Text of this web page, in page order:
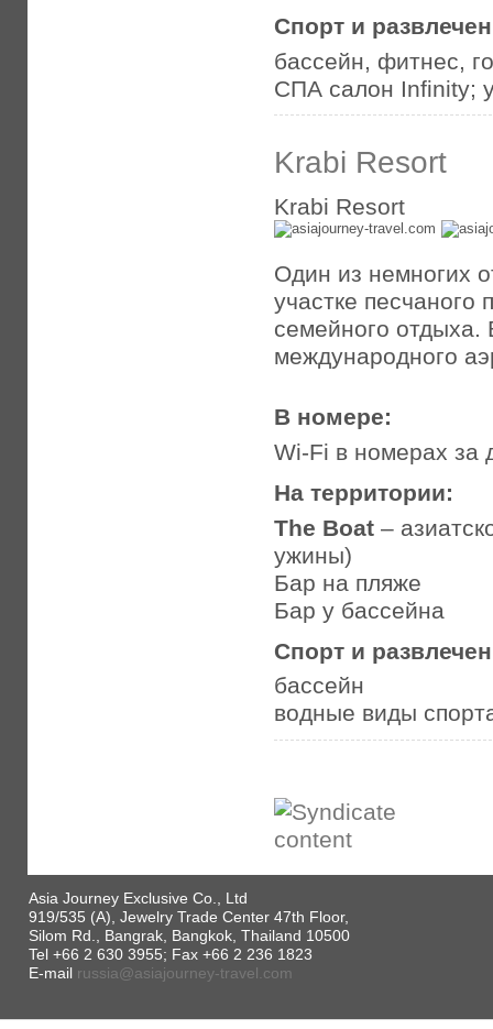
Спорт и
бассейн, фитнес,
СПА салон Infinity;
Krabi Resort
Krabi Resort
Один из немногих
участке песчаного
семейного отдыха.
международного
В номере:
Wi-Fi в номерах за
На территории:
The Boat –
ужины)
Бар на пляже
Бар у бассейна
Спорт и
бассейн
водные виды
Asia Journey Exclusive Co., Ltd
919/535 (A), Jewelry Trade Center 47th Floor,
Silom Rd., Bangrak, Bangkok, Thailand 10500
Tel +66 2 630 3955; Fax +66 2 236 1823
E-mail russia@asiajourney-travel.com